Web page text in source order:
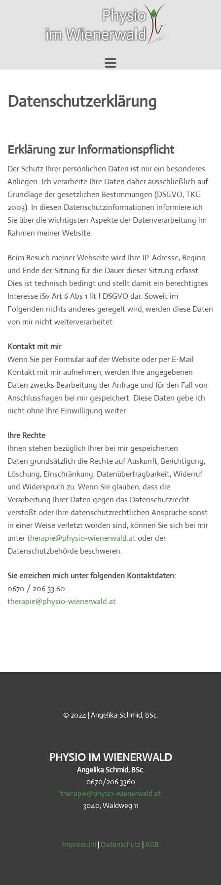
Menü
umschalten
Datenschutzerklärung
Erklärung zur Informationspflicht
Der Schutz Ihrer persönlichen Daten ist mir ein besonderes
Anliegen. Ich verarbeite Ihre Daten daher ausschließlich auf
Grundlage der gesetzlichen Bestimmungen (DSGVO, TKG
2003). In diesen Datenschutzinformationen informiere ich
Sie über die wichtigsten Aspekte der Datenverarbeitung im
Rahmen meiner Website.
Beim Besuch meiner Webseite wird Ihre IP-Adresse, Beginn
und Ende der Sitzung für die Dauer dieser Sitzung erfasst.
Dies ist technisch bedingt und stellt damit ein berechtigtes
Interesse iSv Art 6 Abs 1 lit f DSGVO dar. Soweit im
Folgenden nichts anderes geregelt wird, werden diese Daten
von mir nicht weiterverarbeitet.
Kontakt mit mir
Wenn Sie per Formular auf der Website oder per E-Mail
Kontakt mit mir aufnehmen, werden Ihre angegebenen
Daten zwecks Bearbeitung der Anfrage und für den Fall von
Anschlussfragen bei mir gespeichert. Diese Daten gebe ich
nicht ohne Ihre Einwilligung weiter.
Ihre Rechte
Ihnen stehen bezüglich Ihrer bei mir gespeicherten
Daten grundsätzlich die Rechte auf Auskunft, Berichtigung,
Löschung, Einschränkung, Datenübertragbarkeit, Widerruf
und Widerspruch zu. Wenn Sie glauben, dass die
Verarbeitung Ihrer Daten gegen das Datenschutzrecht
verstößt oder Ihre datenschutzrechtlichen Ansprüche sonst
in einer Weise verletzt worden sind, können Sie sich bei mir
untertherapie@physio-wienerwald.atoder der
Datenschutzbehörde beschweren.
Sie erreichen mich unter folgenden Kontaktdaten:
0670 / 206 33 60
therapie@physio-wienerwald.at
© 2024 | Angelika Schmid, BSc.
PHYSIO IM WIENERWALD
Angelika Schmid, BSc.
0670/206 3360
therapie@physio-wienerwald.at
3040, Waldweg 11
Impressum | Datenschutz |AGB